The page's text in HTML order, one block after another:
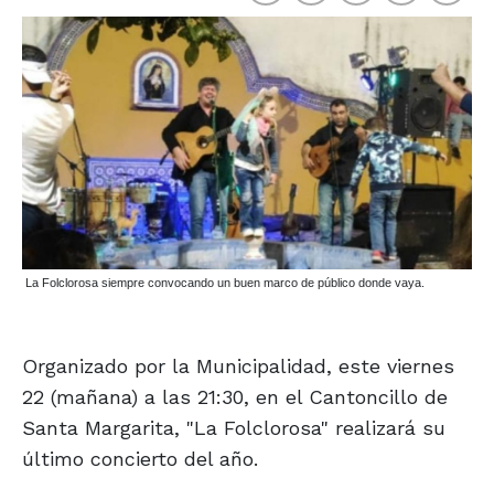
La Folclorosa siempre convocando un buen marco de público donde vaya.
Organizado por la Municipalidad, este viernes
22 (mañana) a las 21:30, en el Cantoncillo de
Santa Margarita, "La Folclorosa" realizará su
último concierto del año.